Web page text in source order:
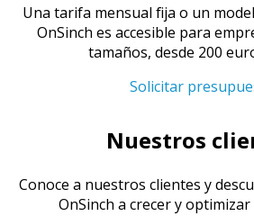
Una tarifa mensual fija o un
OnSinch es accesible para
tamaños, desde 200
Solicitar
Nuestros
Conoce a nuestros clientes y
OnSinch a crecer y